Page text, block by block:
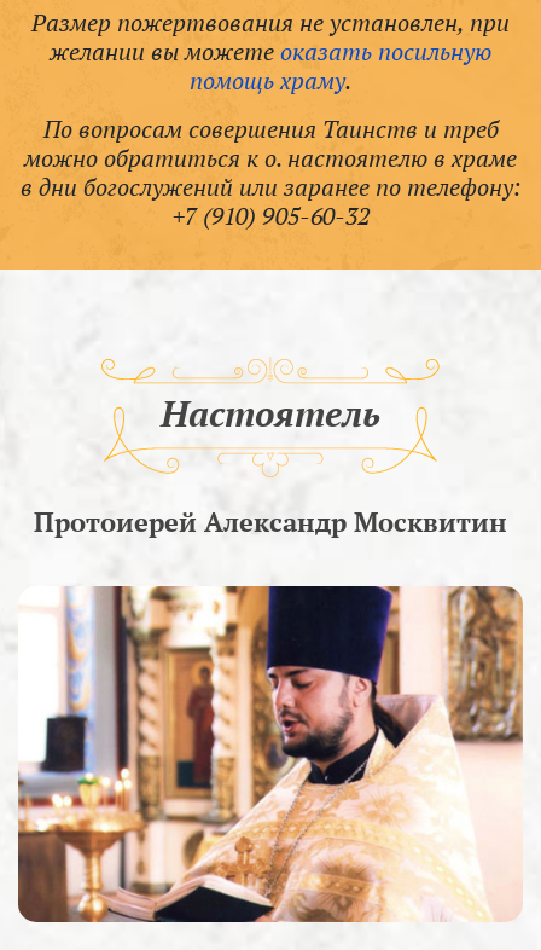
Размер пожертвования не установлен, при
желании вы можетеоказать посильную
помощь храму.
По вопросам совершения Таинств и треб
можно обратиться к о. настоятелю в храме
в дни богослужений или заранее по телефону:
+7 (910) 905-60-32
Настоятель
Протоиерей Александр Москвитин